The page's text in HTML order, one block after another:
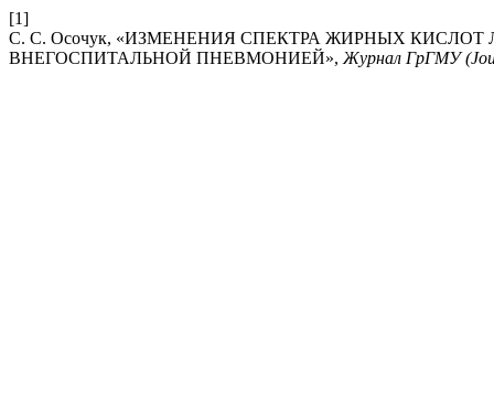
[1]
С. С. Осочук, «ИЗМЕНЕНИЯ СПЕКТРА ЖИРНЫХ
ВНЕГОСПИТАЛЬНОЙ ПНЕВМОНИЕЙ», Журнал ГрГМУ